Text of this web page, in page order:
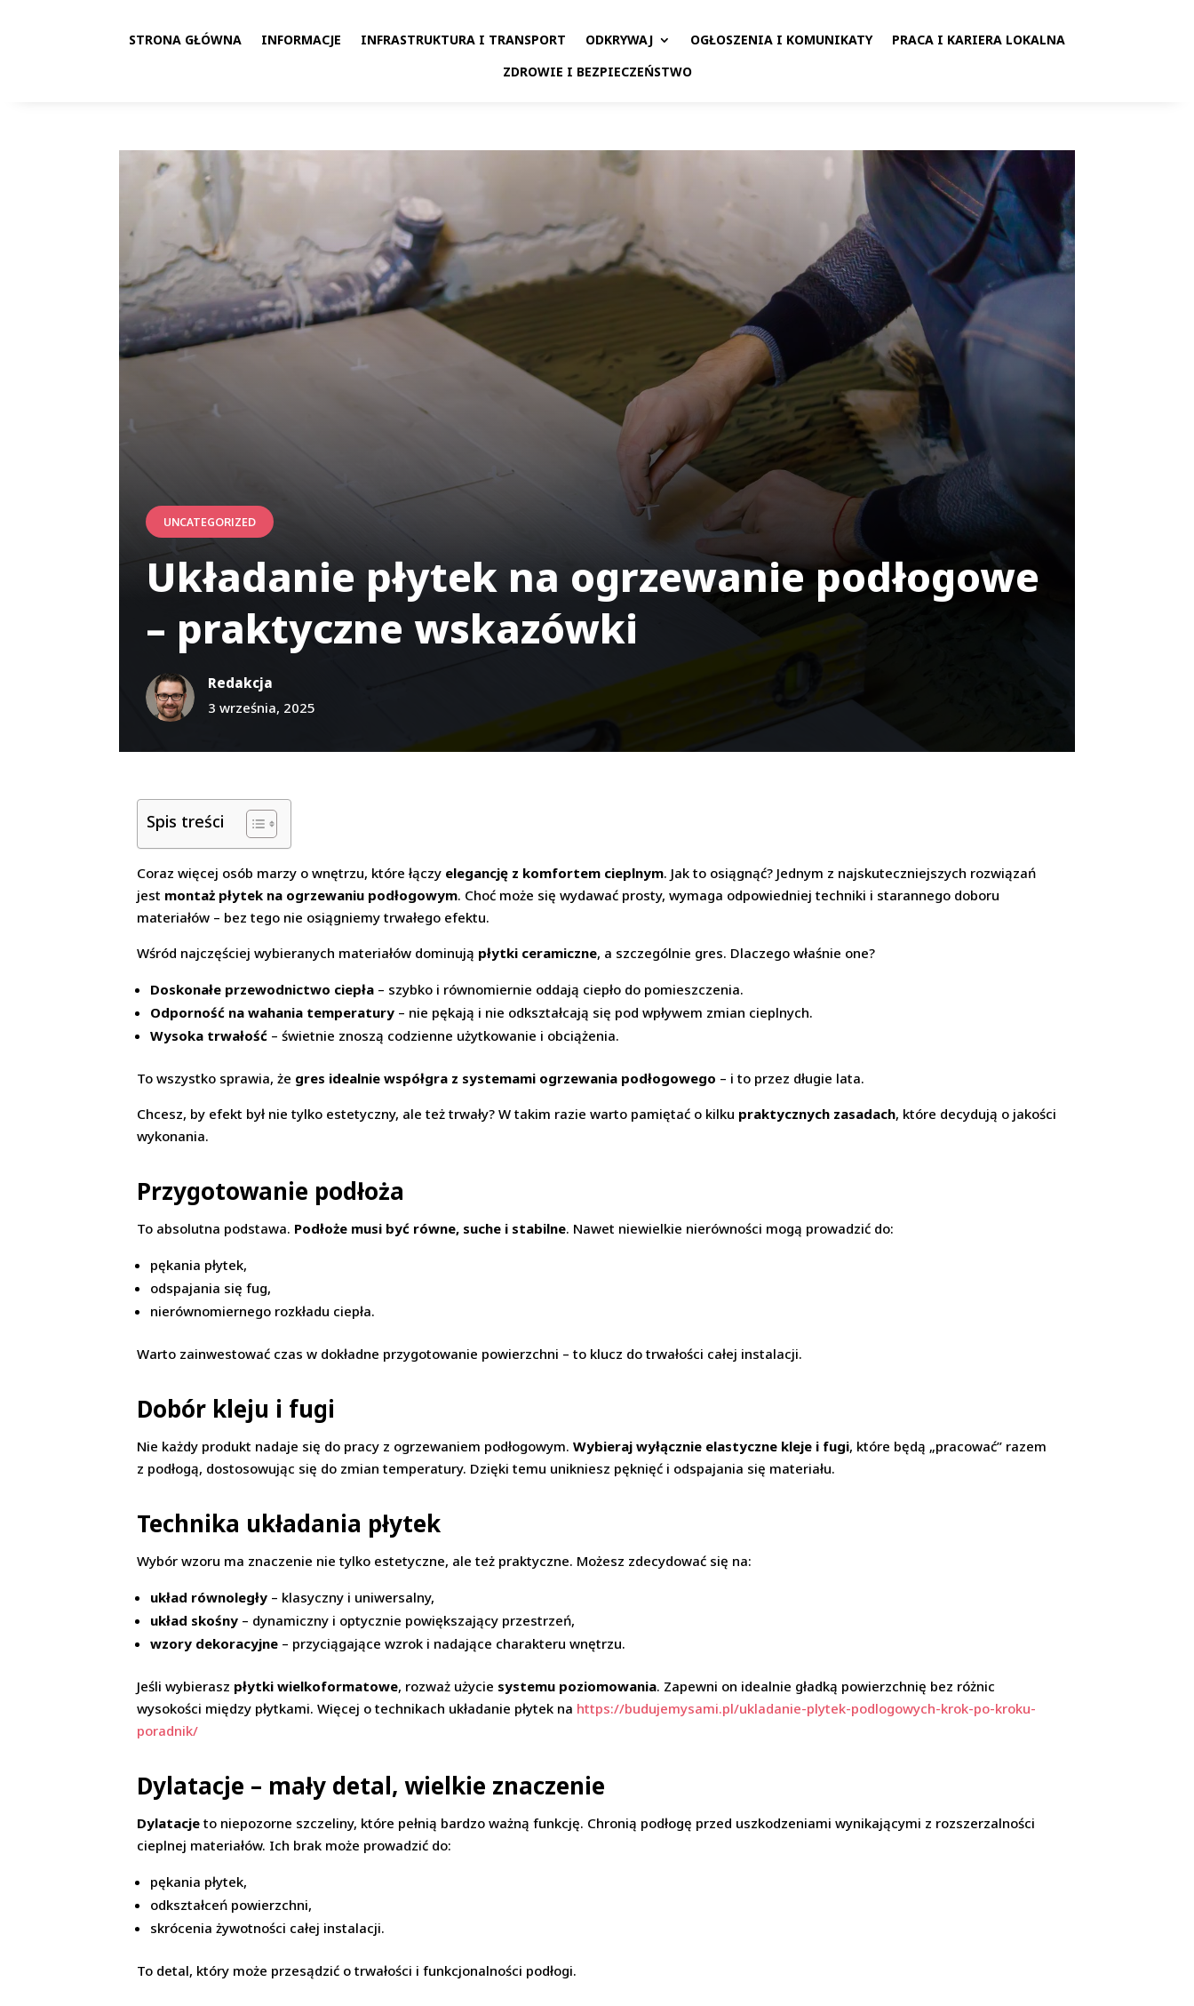
STRONA GŁÓWNA INFORMACJE INFRASTRUKTURA I TRANSPORT ODKRYWAJ OGŁOSZENIA I KOMUNIKATY
PRACA I KARIERA LOKALNA
ZDROWIE I BEZPIECZEŃSTWO
UNCATEGORIZED
Układanie płytek na ogrzewanie podłogowe
– praktyczne wskazówki
Redakcja
3 września, 2025
Spis treści
Coraz więcej osób marzy o wnętrzu, które łączy elegancję z komfortem cieplnym. Jak to osiągnąć? Jednym z najskuteczniejszych rozwiązań
jest montaż płytek na ogrzewaniu podłogowym. Choć może się wydawać prosty, wymaga odpowiedniej techniki i starannego doboru
materiałów – bez tego nie osiągniemy trwałego efektu.
Wśród najczęściej wybieranych materiałów dominują płytki ceramiczne, a szczególnie gres. Dlaczego właśnie one?
Doskonałe przewodnictwo ciepła – szybko i równomiernie oddają ciepło do pomieszczenia.
Odporność na wahania temperatury – nie pękają i nie odkształcają się pod wpływem zmian cieplnych.
Wysoka trwałość – świetnie znoszą codzienne użytkowanie i obciążenia.
To wszystko sprawia, że gres idealnie współgra z systemami ogrzewania podłogowego – i to przez długie lata.
Chcesz, by efekt był nie tylko estetyczny, ale też trwały? W takim razie warto pamiętać o kilku praktycznych zasadach, które decydują o jakości
wykonania.
Przygotowanie podłoża
To absolutna podstawa. Podłoże musi być równe, suche i stabilne. Nawet niewielkie nierówności mogą prowadzić do:
pękania płytek,
odspajania się fug,
nierównomiernego rozkładu ciepła.
Warto zainwestować czas w dokładne przygotowanie powierzchni – to klucz do trwałości całej instalacji.
Dobór kleju i fugi
Nie każdy produkt nadaje się do pracy z ogrzewaniem podłogowym.Wybieraj wyłącznie elastyczne kleje i fugi, które będą „pracować” razem
z podłogą, dostosowując się do zmian temperatury. Dzięki temu unikniesz pęknięć i odspajania się materiału.
Technika układania płytek
Wybór wzoru ma znaczenie nie tylko estetyczne, ale też praktyczne. Możesz zdecydować się na:
układ równoległy – klasyczny i uniwersalny,
układ skośny – dynamiczny i optycznie powiększający przestrzeń,
wzory dekoracyjne – przyciągające wzrok i nadające charakteru wnętrzu.
Jeśli wybierasz płytki wielkoformatowe, rozważ użycie systemu poziomowania. Zapewni on idealnie gładką powierzchnię bez różnic
wysokości między płytkami. Więcej o technikach układanie płytek na https://budujemysami.pl/ukladanie-plytek-podlogowych-krok-po-kroku-
poradnik/
Dylatacje – mały detal, wielkie znaczenie
Dylatacje to niepozorne szczeliny, które pełnią bardzo ważną funkcję. Chronią podłogę przed uszkodzeniami wynikającymi z rozszerzalności
cieplnej materiałów. Ich brak może prowadzić do:
pękania płytek,
odkształceń powierzchni,
skrócenia żywotności całej instalacji.
To detal, który może przesądzić o trwałości i funkcjonalności podłogi.